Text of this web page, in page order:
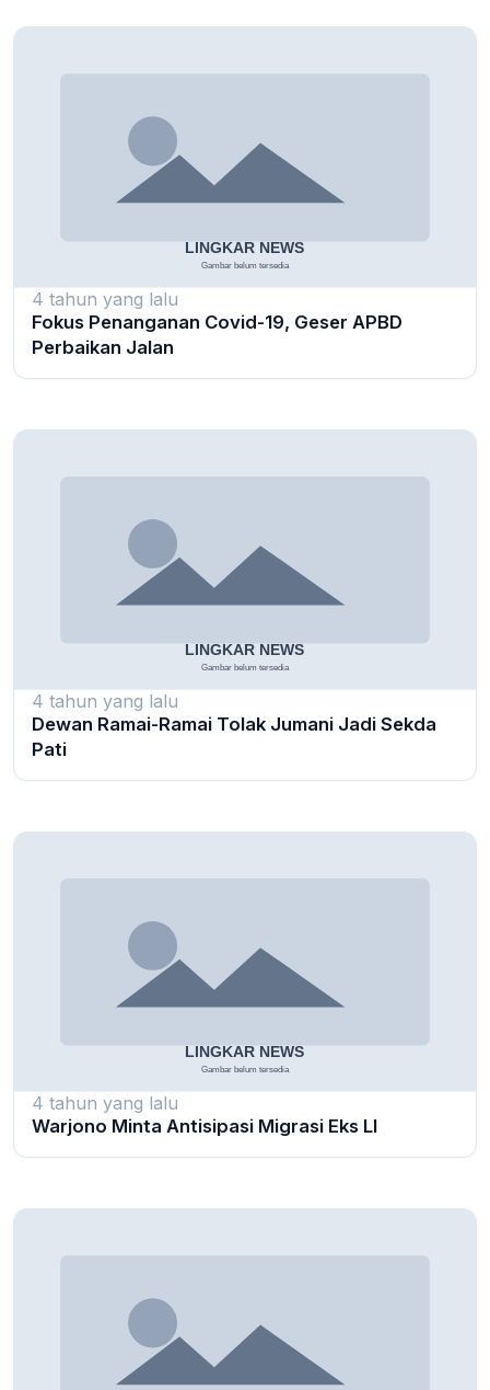
4 tahun yang lalu
Fokus Penanganan Covid-19, Geser APBD
Perbaikan Jalan
4 tahun yang lalu
Dewan Ramai-Ramai Tolak Jumani Jadi Sekda
Pati
4 tahun yang lalu
Warjono Minta Antisipasi Migrasi Eks LI